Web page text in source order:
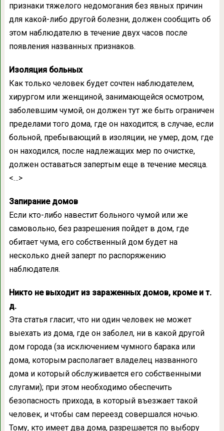
признаки тяжелого недомогания без явных причин
для какой-либо другой болезни, должен сообщить об
этом наблюдателю в течение двух часов после
появления названных признаков.
Изоляция больных
Как только человек будет сочтен наблюдателем,
хирургом или женщиной, занимающейся осмотром,
заболевшим чумой, он должен тут же быть ограничен
пределами того дома, где он находится; в случае, если
больной, пребывающий в изоляции, не умер, дом, где
он находился, после надлежащих мер по очистке,
должен оставаться запертым еще в течение месяца.
<…>
Запирание домов
Если кто-либо навестит больного чумой или же
самовольно, без разрешения пойдет в дом, где
обитает чума, его собственный дом будет на
несколько дней заперт по распоряжению
наблюдателя.
Никто не выходит из зараженных домов, кроме и т.
д.
Эта статья гласит, что ни один человек не может
выехать из дома, где он заболел, ни в какой другой
дом города (за исключением чумного барака или
дома, которым располагает владелец названного
дома и который обслуживается его собственными
слугами); при этом необходимо обеспечить
безопасность прихода, в который въезжает такой
человек, и чтобы сам переезд совершался ночью.
Тому, кто имеет два дома, разрешается по выбору